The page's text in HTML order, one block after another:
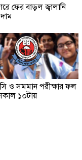
ফের বাড়ল জ্বালানি
ও সমমান পরীক্ষার ফল
১০টায়